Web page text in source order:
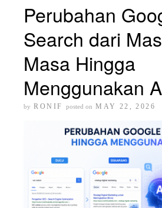
Perubahan
Search dari
Masa Hingga
Menggunakan
by RONIF posted on MAY 22, 2026